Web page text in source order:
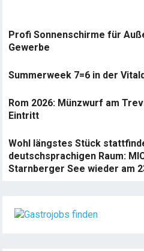
Profi Sonnenschirme für
Gewerbe
Summerweek 7=6 in der
Rom 2026: Münzwurf am
Eintritt
Wohl längstes Stück
deutschsprachigen Raum:
Starnberger See wieder am